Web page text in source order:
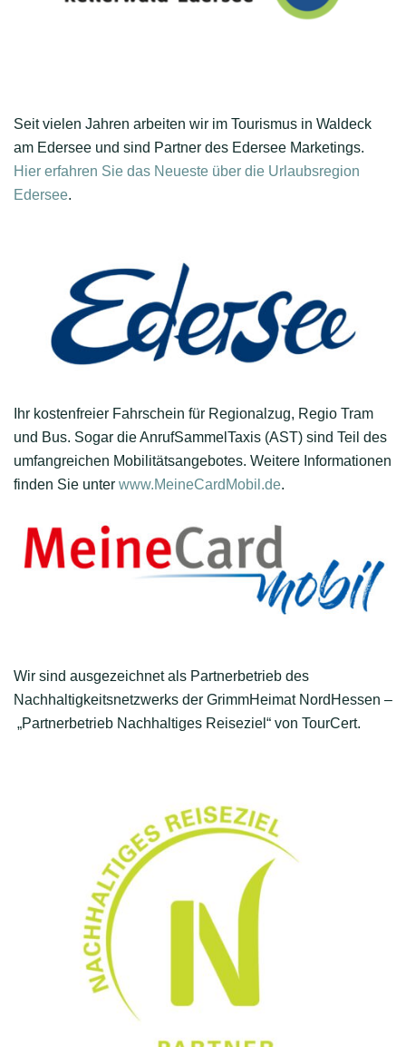
Seit vielen Jahren arbeiten wir im Tourismus in Waldeck
am Edersee und sind Partner des Edersee Marketings.
Hier erfahren Sie das Neueste über die Urlaubsregion
Edersee.
Ihr kostenfreier Fahrschein für Regionalzug, Regio Tram
und Bus. Sogar die AnrufSammelTaxis (AST) sind Teil des
umfangreichen Mobilitätsangebotes. Weitere Informationen
finden Sie unter www.MeineCardMobil.de.
Wir sind ausgezeichnet als Partnerbetrieb des
Nachhaltigkeitsnetzwerks der GrimmHeimat NordHessen –
„Partnerbetrieb Nachhaltiges Reiseziel“ von TourCert.